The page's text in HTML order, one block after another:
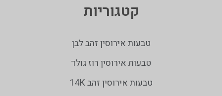
קטגוריות
טבעות אירוסין זהב לבן
טבעות אירוסין רוז גולד
טבעות אירוסין זהב 14K